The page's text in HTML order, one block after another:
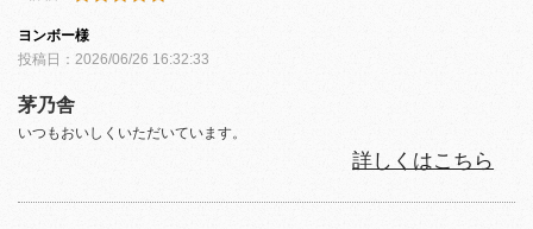
ヨンボー様
投稿日：2026/06/26 16:32:33
茅乃舎
いつもおいしくいただいています。
詳しくはこちら